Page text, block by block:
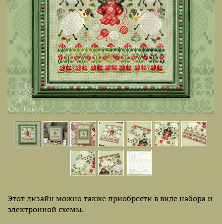
Этот дизайн можно также приобрести в виде набора и
электронной схемы.